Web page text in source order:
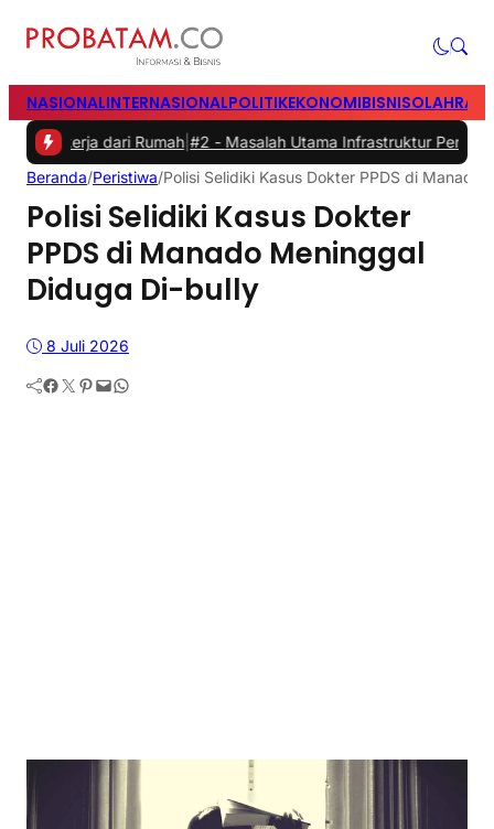
NASIONALINTERNASIONALPOLITIKEKONOMIBISNIS
dari Rumah|#2 -Masalah Utama Infrastruktur Pengisian Daya
Beranda/Peristiwa/Polisi Selidiki Kasus Dokter PPDS di Manado
Polisi Selidiki Kasus Dokter
PPDS di Manado Meninggal
Diduga Di-bully
8 Juli 2026
Facebook Twitter Pinterest Mail WhatsApp